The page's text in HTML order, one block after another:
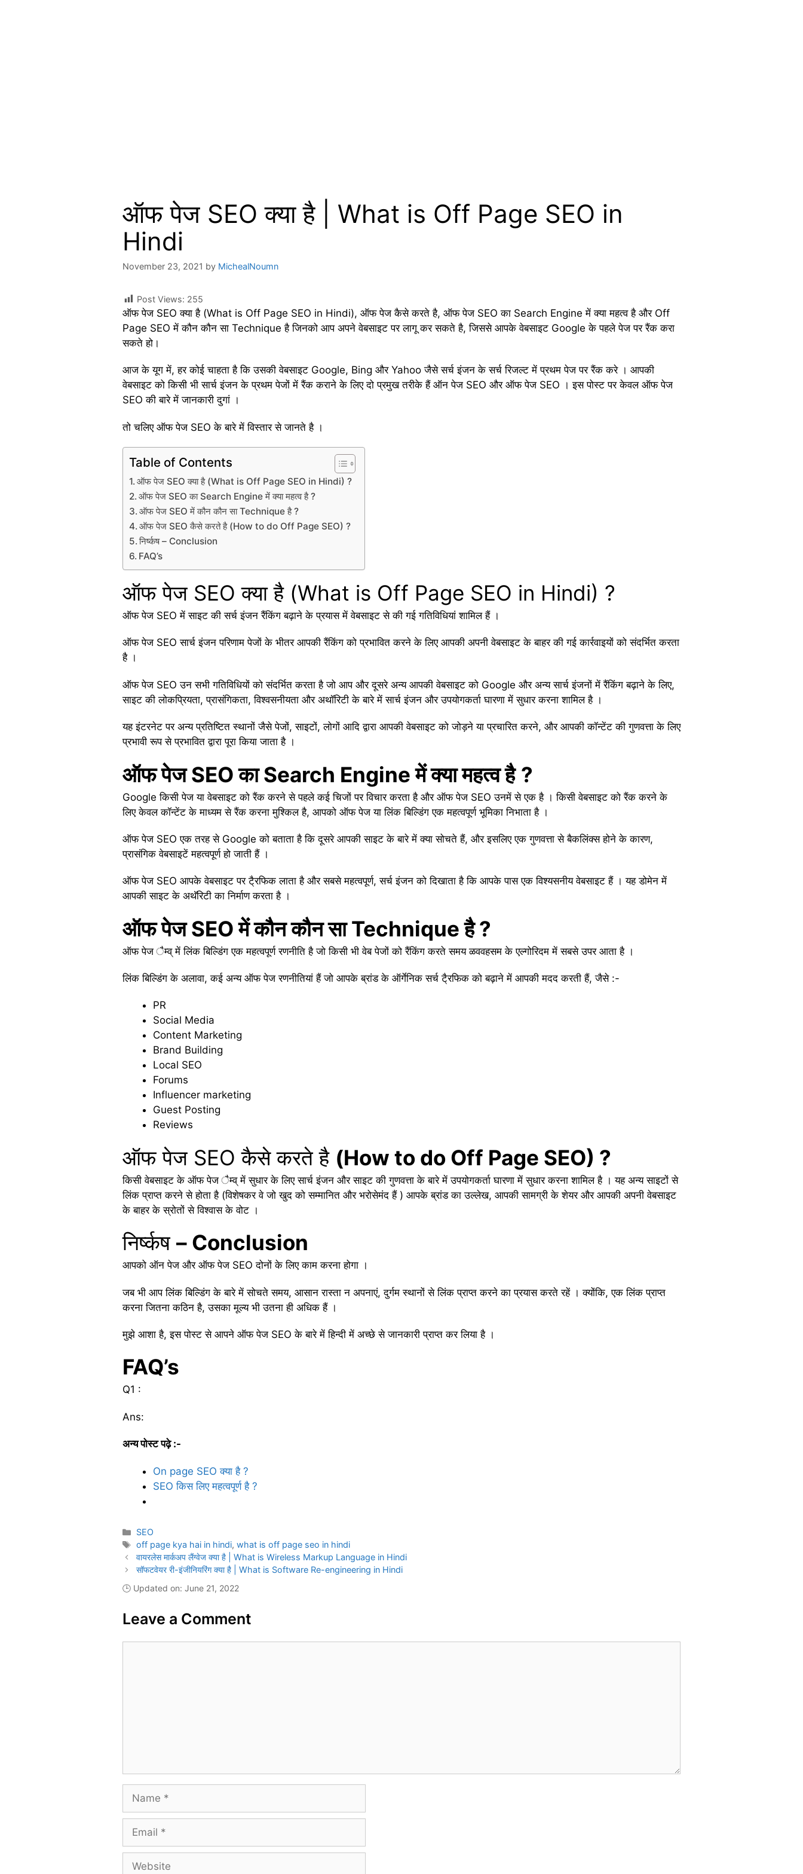
ऑफ पेज SEO क्या है | What is Off Page SEO in
Hindi
November 23, 2021 by MichealNoumn
Post Views: 255
ऑफ पेज SEO क्या है (What is Off Page SEO in Hindi), ऑफ पेज कैसे करते है, ऑफ पेज SEO का Search Engine में क्या महत्व है और Off
Page SEO में कौन कौन सा Technique है जिनको आप अपने वेबसाइट पर लागू कर सकते है, जिससे आपके वेबसाइट Google के पहले पेज पर रैंक करा
सकते हो।
आज के यूग में, हर कोई चाहता है कि उसकी वेबसाइट Google, Bing और Yahoo जैसे सर्च इंजन के सर्च रिजल्ट में प्रथम पेज पर रैंक करे । आपकी
वेबसाइट को किसी भी सार्च इंजन के प्रथम पेजों में रैंक कराने के लिए दो प्रमुख तरीके हैं ऑन पेज SEO और ऑफ पेज SEO । इस पोस्ट पर केवल ऑफ पेज
SEO की बारे में जानकारी दुगां ।
तो चलिए ऑफ पेज SEO के बारे में विस्तार से जानते है ।
Table of Contents
ऑफ पेज SEO क्या है (What is Off Page SEO in Hindi) ?
ऑफ पेज SEO का Search Engine में क्या महत्व है ?
ऑफ पेज SEO में कौन कौन सा Technique है ?
ऑफ पेज SEO कैसे करते है (How to do Off Page SEO) ?
निर्ष्कष – Conclusion
FAQ’s
ऑफ पेज SEO क्या है (What is Off Page SEO in Hindi) ?
ऑफ पेज SEO में साइट की सर्च इंजन रैंकिंग बढ़ाने के प्रयास में वेबसाइट से की गई गतिविधियां शामिल हैं ।
ऑफ पेज SEO सार्च इंजन परिणाम पेजों के भीतर आपकी रैंकिंग को प्रभावित करने के लिए आपकी अपनी वेबसाइट के बाहर की गई कार्रवाइयों को संदर्भित करता
है ।
ऑफ पेज SEO उन सभी गतिविधियों को संदर्भित करता है जो आप और दूसरे अन्य आपकी वेबसाइट को Google और अन्य सार्च इंजनों में रैंकिंग बढ़ाने के लिए,
साइट की लोकप्रियता, प्रासंगिकता, विश्वसनीयता और अथॉरिटी के बारे में सार्च इंजन और उपयोगकर्ता घारणा में सुधार करना शामिल है ।
यह इंटरनेट पर अन्य प्रतिष्टित स्थानों जैसे पेजों, साइटों, लोगों आदि द्वारा आपकी वेबसाइट को जोड़ने या प्रचारित करने, और आपकी कॉन्टेंट की गुणवत्ता के लिए
प्रभावी रूप से प्रभावित द्वारा पूरा किया जाता है ।
ऑफ पेज SEO का Search Engine में क्या महत्व है ?
Google किसी पेज या वेबसाइट को रैंक करने से पहले कई चिजों पर विचार करता है और ऑफ पेज SEO उनमें से एक है । किसी वेबसाइट को रैंक करने के
लिए केवल कॉन्टेंट के माध्यम से रैंक करना मुश्किल है, आपको ऑफ पेज या लिंक बिल्डिंग एक महत्वपूर्ण भूमिका निभाता है ।
ऑफ पेज SEO एक तरह से Google को बताता है कि दूसरे आपकी साइट के बारे में क्या सोचते हैं, और इसलिए एक गुणवत्ता से बैकलिंक्स होने के कारण,
प्रासंगिक वेबसाइटें महत्वपूर्ण हो जाती हैं ।
ऑफ पेज SEO आपके वेबसाइट पर टै्रफिक लाता है और सबसे महत्वपूर्ण, सर्च इंजन को दिखाता है कि आपके पास एक विश्यसनीय वेबसाइट हैं । यह डोमेन में
आपकी साइट के अथॅरिटी का निर्माण करता है ।
ऑफ पेज SEO में कौन कौन सा Technique है ?
ऑफ पेज ैम्व् में लिंक बिल्डिंग एक महत्वपूर्ण रणनीति है जो किसी भी वेब पेजों को रैंकिंग करते समय ळववहसम के एल्गोरिदम में सबसे उपर आता है ।
लिंक बिल्डिंग के अलावा, कई अन्य ऑफ पेज रणनीतियां हैं जो आपके ब्रांड के ऑर्गेनिक सर्च टै्रफिक को बढ़ाने में आपकी मदद करती हैं, जैसे :-
PR
Social Media
Content Marketing
Brand Building
Local SEO
Forums
Influencer marketing
Guest Posting
Reviews
ऑफ पेज SEO कैसे करते है (How to do Off Page SEO) ?
किसी वेबसाइट के ऑफ पेज ैम्व् में सुधार के लिए सार्च इंजन और साइट की गुणवत्ता के बारे में उपयोगकर्ता घारणा में सुधार करना शामिल है । यह अन्य साइटों से
लिंक प्राप्त करने से होता है (विशेषकर वे जो खुद को सम्मानित और भरोसेमंद हैं ) आपके ब्रांड का उल्लेख, आपकी सामग्री के शेयर और आपकी अपनी वेबसाइट
के बाहर के स्रोतों से विश्वास के वोट ।
निर्ष्कष – Conclusion
आपको ऑन पेज और ऑफ पेज SEO दोनों के लिए काम करना होगा ।
जब भी आप लिंक बिल्डिंग के बारे में सोचते समय, आसान रास्ता न अपनाएं, दुर्गम स्थानों से लिंक प्राप्त करने का प्रयास करते रहें । क्योंकि, एक लिंक प्राप्त
करना जितना कठिन है, उसका मूल्य भी उतना ही अधिक हैं ।
मुझे आशा है, इस पोस्ट से आपने ऑफ पेज SEO के बारे में हिन्दी में अच्छे से जानकारी प्राप्त कर लिया है ।
FAQ’s
Q1 :
Ans:
अन्य पोस्ट पढ़े :-
On page SEO क्या है ?
SEO किस लिए महत्वपूर्ण है ?
Categories
SEO
Tags
off page kya hai in hindi,what is off page seo in hindi
वायरलेस मार्कअप लैंग्वेज क्या है | What is Wireless Markup Language in Hindi
सॉफटवेयर री-इंजीनियरिंग क्या है | What is Software Re-engineering in Hindi
🕒 Updated on: June 21, 2022
Leave a Comment